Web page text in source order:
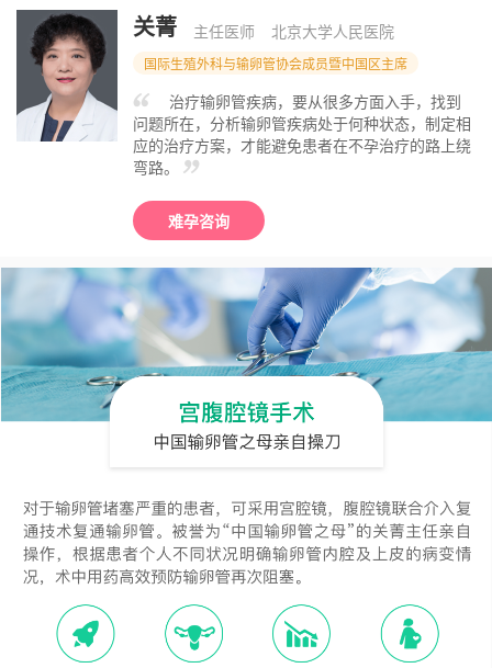
关菁 主任医师 北京大学人民医院
国际生殖外科与输卵管协会成员暨中国区主席
治疗输卵管疾病，要从很多方面入手，找到
问题所在，分析输卵管疾病处于何种状态，制定相
应的治疗方案，才能避免患者在不孕治疗的路上绕
弯路。
难孕咨询